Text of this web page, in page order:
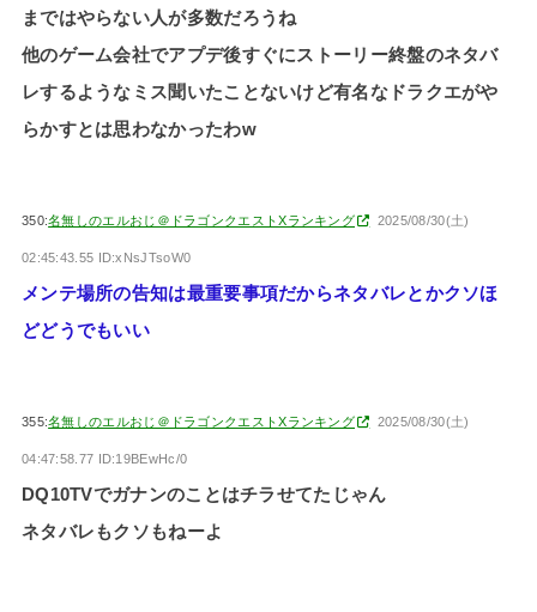
まではやらない人が多数だろうね
他のゲーム会社でアプデ後すぐにストーリー終盤のネタバ
レするようなミス聞いたことないけど有名なドラクエがや
らかすとは思わなかったわw
350:名無しのエルおじ＠ドラゴンクエストXランキング 2025/08/30(土)
02:45:43.55 ID:xNsJTsoW0
メンテ場所の告知は最重要事項だからネタバレとかクソほ
どどうでもいい
355:名無しのエルおじ＠ドラゴンクエストXランキング 2025/08/30(土)
04:47:58.77 ID:19BEwHc/0
DQ10TVでガナンのことはチラせてたじゃん
ネタバレもクソもねーよ